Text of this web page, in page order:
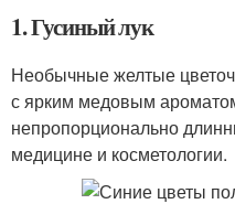
1. Гусиный лук
Необычные желтые
с ярким медовым
непропорционально
медицине и косметологии.